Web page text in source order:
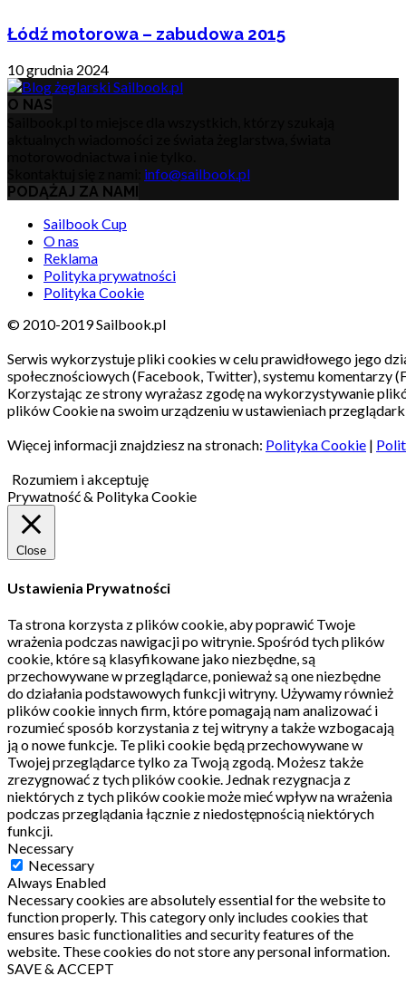
Łódź motorowa – zabudowa 2015
10 grudnia 2024
O NAS
info@sailbook.pl
PODĄŻAJ ZA NAMI
Sailbook Cup
O nas
Reklama
Polityka prywatności
Polityka Cookie
© 2010-2019 Sailbook.pl
Serwis wykorzystuje pliki cookies w celu prawidłowego jego
społecznościowych (Facebook, Twitter), systemu komentarzy
Korzystając ze strony wyrażasz zgodę na wykorzystywanie
plików Cookie na swoim urządzeniu w ustawieniach
Więcej informacji znajdziesz na stronach: Polityka Cookie |
Rozumiem i akceptuję
Prywatność & Polityka Cookie
Close
Ustawienia Prywatności
Ta strona korzysta z plików cookie, aby poprawić Twoje
wrażenia podczas nawigacji po witrynie.Spośród tych plików
cookie, które są klasyfikowane jako niezbędne, są
przechowywane w przeglądarce, ponieważ są one niezbędne
do działania podstawowych funkcji witryny. Używamy również
plików cookie innych firm, które pomagają nam analizować i
rozumieć sposób korzystania z tej witryny a także wzbogacają
ją o nowe funkcje. Te pliki cookie będą przechowywane w
Twojej przeglądarce tylko za Twoją zgodą. Możesz także
zrezygnować z tych plików cookie. Jednak rezygnacja z
niektórych z tych plików cookie może mieć wpływ na wrażenia
podczas przeglądania łącznie z niedostępnością niektórych
funkcji.
Necessary
Necessary
Always Enabled
Necessary cookies are absolutely essential for the website to
function properly. This category only includes cookies that
ensures basic functionalities and security features of the
website. These cookies do not store any personal information.
SAVE & ACCEPT